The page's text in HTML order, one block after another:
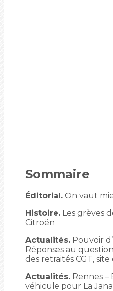
Sommaire
Éditorial. On vaut
Histoire. Les grèves
Citroën
Actualités. Pouvoir
Réponses au
des retraités CGT,
Actualités. Rennes
véhicule pour La